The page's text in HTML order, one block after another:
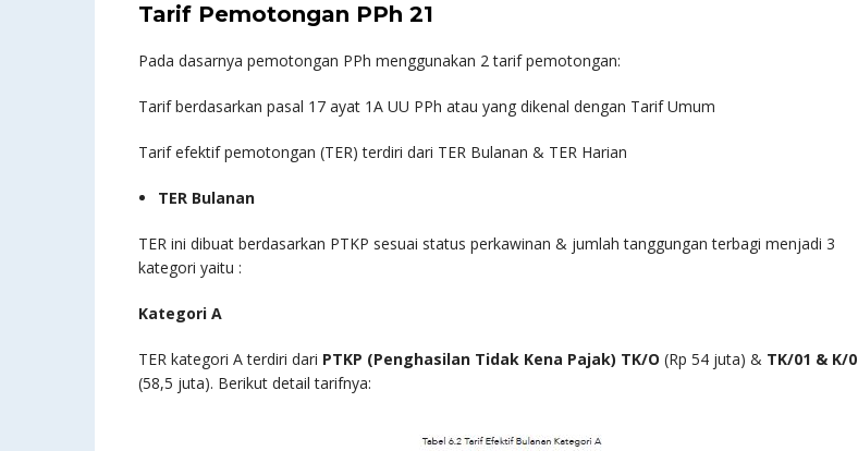
Tarif Pemotongan PPh 21
Pada dasarnya pemotongan PPh menggunakan 2 tarif pemotongan:
Tarif berdasarkan pasal 17 ayat 1A UU PPh atau yang dikenal dengan Tarif Umum
Tarif efektif pemotongan (TER) terdiri dari TER Bulanan & TER Harian
TER Bulanan
TER ini dibuat berdasarkan PTKP sesuai status perkawinan & jumlah tanggungan terbagi menjadi 3
kategori yaitu :
Kategori A
TER kategori A terdiri dari PTKP (Penghasilan Tidak Kena Pajak) TK/O (Rp 54 juta) & TK/01 & K/0
(58,5 juta). Berikut detail tarifnya: